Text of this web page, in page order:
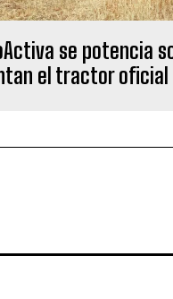
se potencia
el tractor oficial